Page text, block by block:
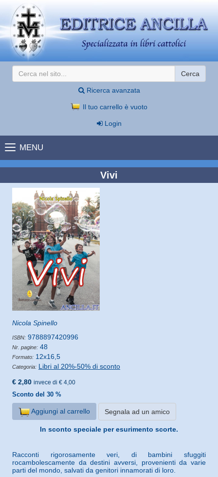
Cerca
Ricerca avanzata
Il tuo carrello è vuoto
Login
MENU
Vivi
Nicola Spinello
ISBN: 9788897420996
Nr. pagine: 48
Formato: 12x16,5
Categoria: Libri al 20%-50% di sconto
€ 2,80 invece di € 4,00
Sconto del 30 %
Aggiungi al carrello Segnala ad un amico
In sconto speciale per esurimento scorte.
Racconti rigorosamente veri, di bambini sfuggiti
rocambolescamente da destini avversi, provenienti da varie
parti del mondo, salvati da genitori innamorati di loro.